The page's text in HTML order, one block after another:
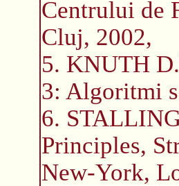
Centrului de
Cluj, 2002,
5. KNUTH
3: Algoritmi
6.
Principles,
New-York,